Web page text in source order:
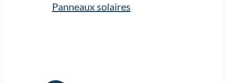
Panneaux solaires